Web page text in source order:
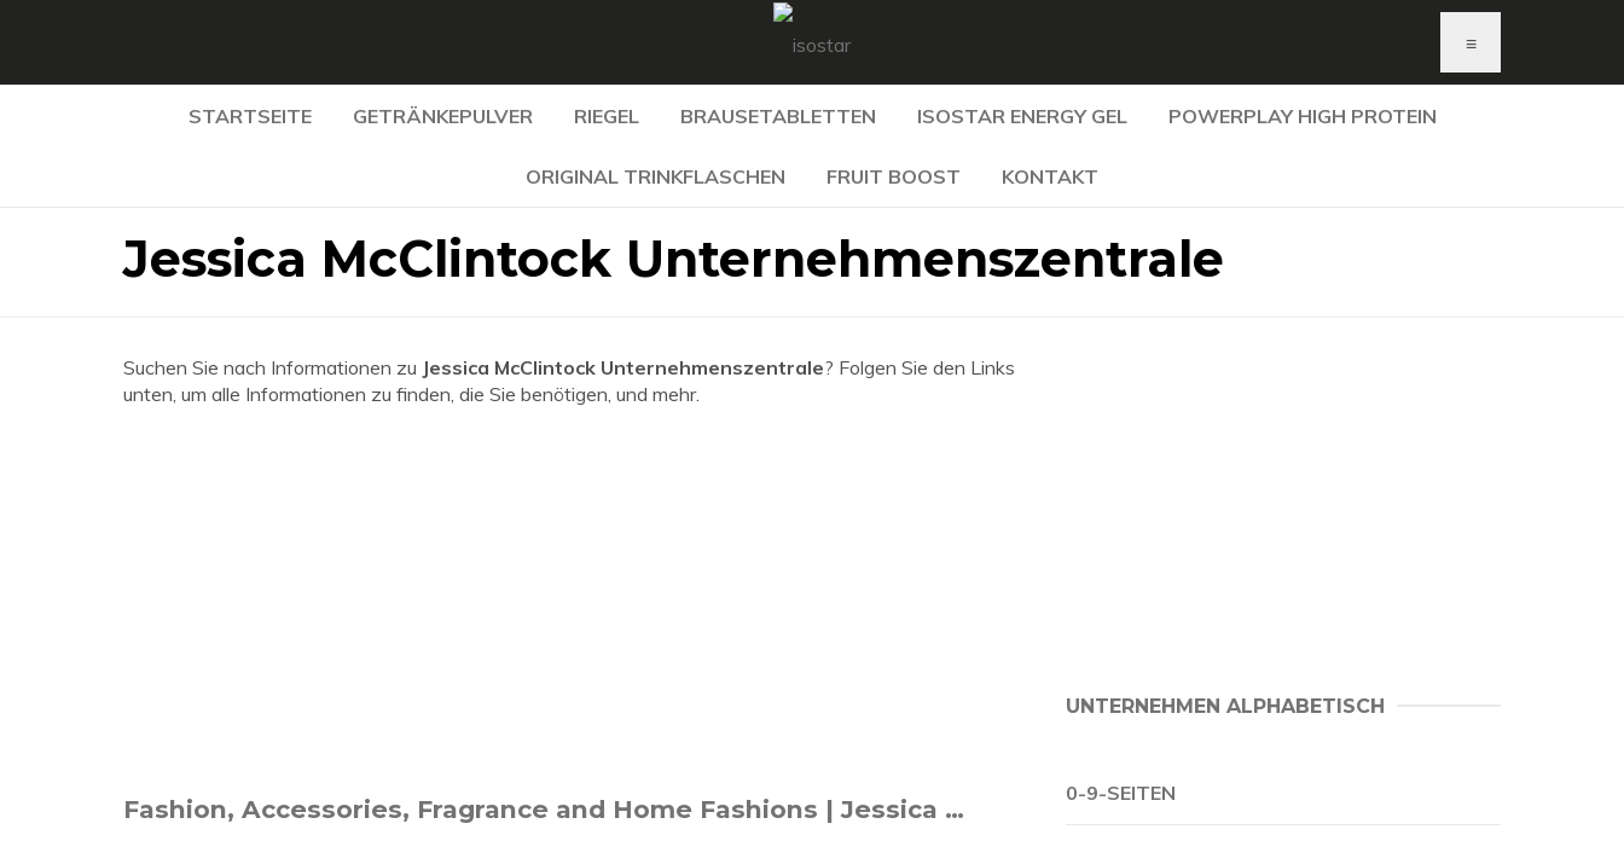
≡
STARTSEITE GETRÄNKEPULVER RIEGEL BRAUSETABLETTEN ISOSTAR ENERGY GEL POWERPLAY HIGH PROTEIN
ORIGINAL TRINKFLASCHEN FRUIT BOOST KONTAKT
Jessica McClintock Unternehmenszentrale
Suchen Sie nach Informationen zu Jessica McClintock Unternehmenszentrale? Folgen Sie den Links
unten, um alle Informationen zu finden, die Sie benötigen, und mehr.
Fashion, Accessories, Fragrance and Home Fashions | Jessica …
UNTERNEHMEN ALPHABETISCH
0-9-SEITEN